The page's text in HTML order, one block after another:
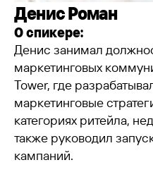
Денис Роман
О спикере:
Денис занимал
маркетинговых
Tower, где
маркетинговые
категориях ритейла,
также руководил
кампаний.